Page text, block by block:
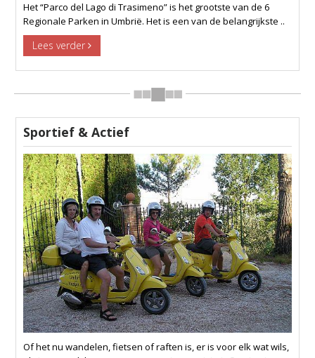
Het “Parco del Lago di Trasimeno” is het grootste van de 6
Regionale Parken in Umbrië. Het is een van de belangrijkste ..
Lees verder
Sportief & Actief
Of het nu wandelen, fietsen of raften is, er is voor elk wat wils,